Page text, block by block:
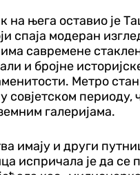
на њега оставио је
спаја модеран
има савремене
и бројне
Метро
совјетском периоду,
галеријама.
имају и други
испричала је да се